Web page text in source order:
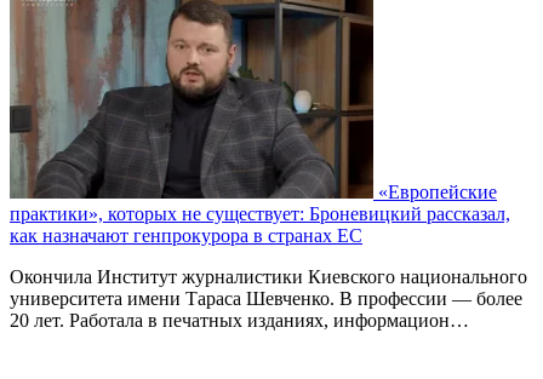
«Европейские
практики», которых не существует: Броневицкий рассказал,
как назначают генпрокурора в странах ЕС
Окончила Институт журналистики Киевского национального
университета имени Тараса Шевченко. В профессии — более
20 лет. Работала в печатных изданиях, информацион…